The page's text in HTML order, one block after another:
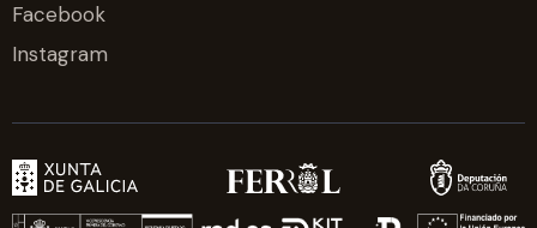
Facebook
Instagram